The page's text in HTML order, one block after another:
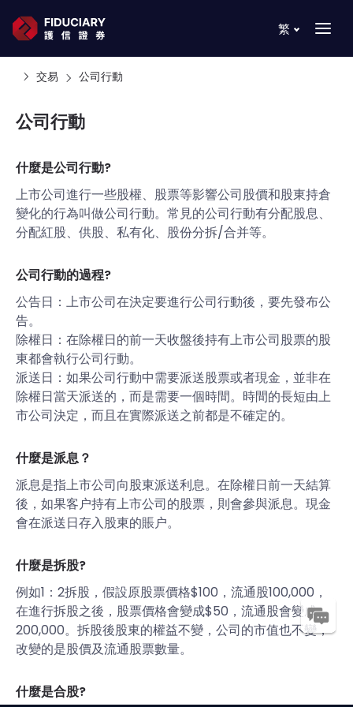
繁
交易 公司行動
公司行動
什麼是公司行動?
上市公司進行一些股權、股票等影響公司股價和股東持倉
變化的行為叫做公司行動。常見的公司行動有分配股息、
分配紅股、供股、私有化、股份分拆/合并等。
公司行動的過程?
公告日：上市公司在決定要進行公司行動後，要先發布公
告。
除權日：在除權日的前一天收盤後持有上市公司股票的股
東都會執行公司行動。
派送日：如果公司行動中需要派送股票或者現金，並非在
除權日當天派送的，而是需要一個時間。時間的長短由上
市公司決定，而且在實際派送之前都是不確定的。
什麼是派息？
派息是指上市公司向股東派送利息。在除權日前一天結算
後，如果客户持有上市公司的股票，則會參與派息。現金
會在派送日存入股東的賬户。
什麼是拆股?
例如1：2拆股，假設原股票價格$100，流通股100,000，
在進行拆股之後，股票價格會變成$50，流通股會變成
200,000。拆股後股東的權益不變，公司的市值也不變，
改變的是股價及流通股票數量。
什麼是合股?